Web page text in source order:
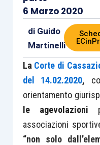
6 Marzo 2020
di Guido
Martinelli
La Corte di
del 14.02.2020,
orientamento
le agevolazioni
associazioni
“non solo